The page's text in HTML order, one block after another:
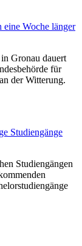
eine Woche länger
Gronau dauert
für
der Witterung.
Studiengänge
Studiengängen